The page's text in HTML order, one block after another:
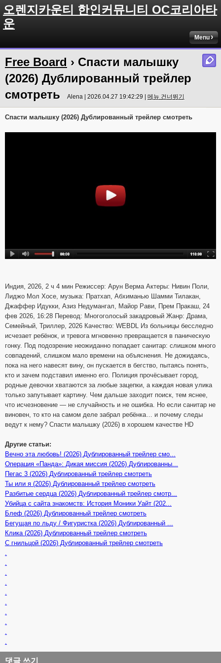
오렌지카운티 한인커뮤니티 OC코리아타
운
Menu
Free Board › Спасти малышку
(2026) Дублированный трейлер
смотреть
Alena | 2026.04.27 19:42:29 | 메뉴 건너뛰기
Спасти малышку (2026) Дублированный трейлер смотреть
Индия, 2026, 2 ч 4 мин Режиссер: Арун Верма Актеры: Нивин Поли,
Лиджо Мол Хосе, музыка: Пратхап, Абхиманью Шамми Тилакан,
Джаффер Идукки, Азиз Недумангал, Майор Рави, Прем Пракаш, 24
фев 2026, 16:28 Перевод: Многоголосый закадровый Жанр: Драма,
Семейный, Триллер, 2026 Качество: WEBDL Из больницы бесследно
исчезает ребёнок, и тревога мгновенно превращается в паническую
гонку. Под подозрение неожиданно попадает санитар: слишком много
совпадений, слишком мало времени на объяснения. Не дожидаясь,
пока на него навесят вину, он пускается в бегство, пытаясь понять,
кто и зачем подставил именно его. Полиция прочёсывает город,
родные девочки хватаются за любые зацепки, а каждая новая улика
только запутывает картину. Чем дальше заходит поиск, тем яснее,
что исчезновение — не случайность и не ошибка. Но если санитар не
виновен, то кто на самом деле забрал ребёнка… и почему следы
ведут к нему? Спасти малышку (2026) в хорошем качестве HD
Другие статьи:
Вечно эта любовь! (2026) Дублированный трейлер смо...
Операция «Панда»: Дикая миссия (2026) Дублированны...
Пегас 3 (2026) Дублированный трейлер смотреть
Ты или я (2026) Дублированный трейлер смотреть
Разбитые сердца (2026) Дублированный трейлер смотр...
Убийца с сайта знакомств: История Моники Уайт (202...
Блеф (2026) Дублированный трейлер смотреть
Бегущая по льду / Фигуристка (2026) Дублированный ...
Клика (2026) Дублированный трейлер смотреть
С гнильцой (2026) Дублированный трейлер смотреть
댓글 쓰기